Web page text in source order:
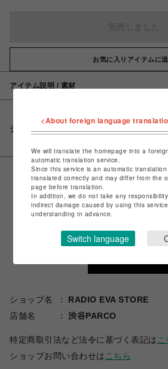
お気に入りアイテムに
アイテム説明 / 素材
シェアする
ショップ名
RADIO EVA STORE
店舗名
渋谷PARCO
特定商取引法など法令に基づく表記は
ショップお問い合わせは こちら
<About foreign language
We will translate the homepage into a
automatic translation service.
Since this service is an automatic
translated correctly and may differ from the
page before translation.
In addition, we do not take any
indirect damage caused by using this
understanding in advance.
Switch language